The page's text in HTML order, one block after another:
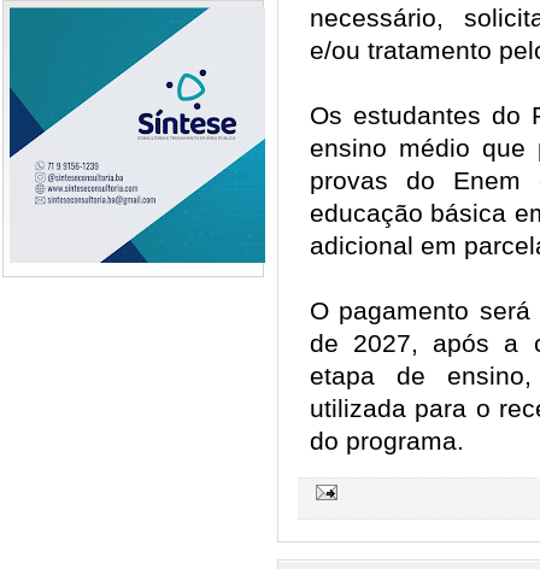
necessário,
e/ou tratamento
Os estudantes do
ensino médio que
provas do Enem
educação básica
adicional em
O pagamento
de 2027, após a
etapa de
utilizada para o
do programa.